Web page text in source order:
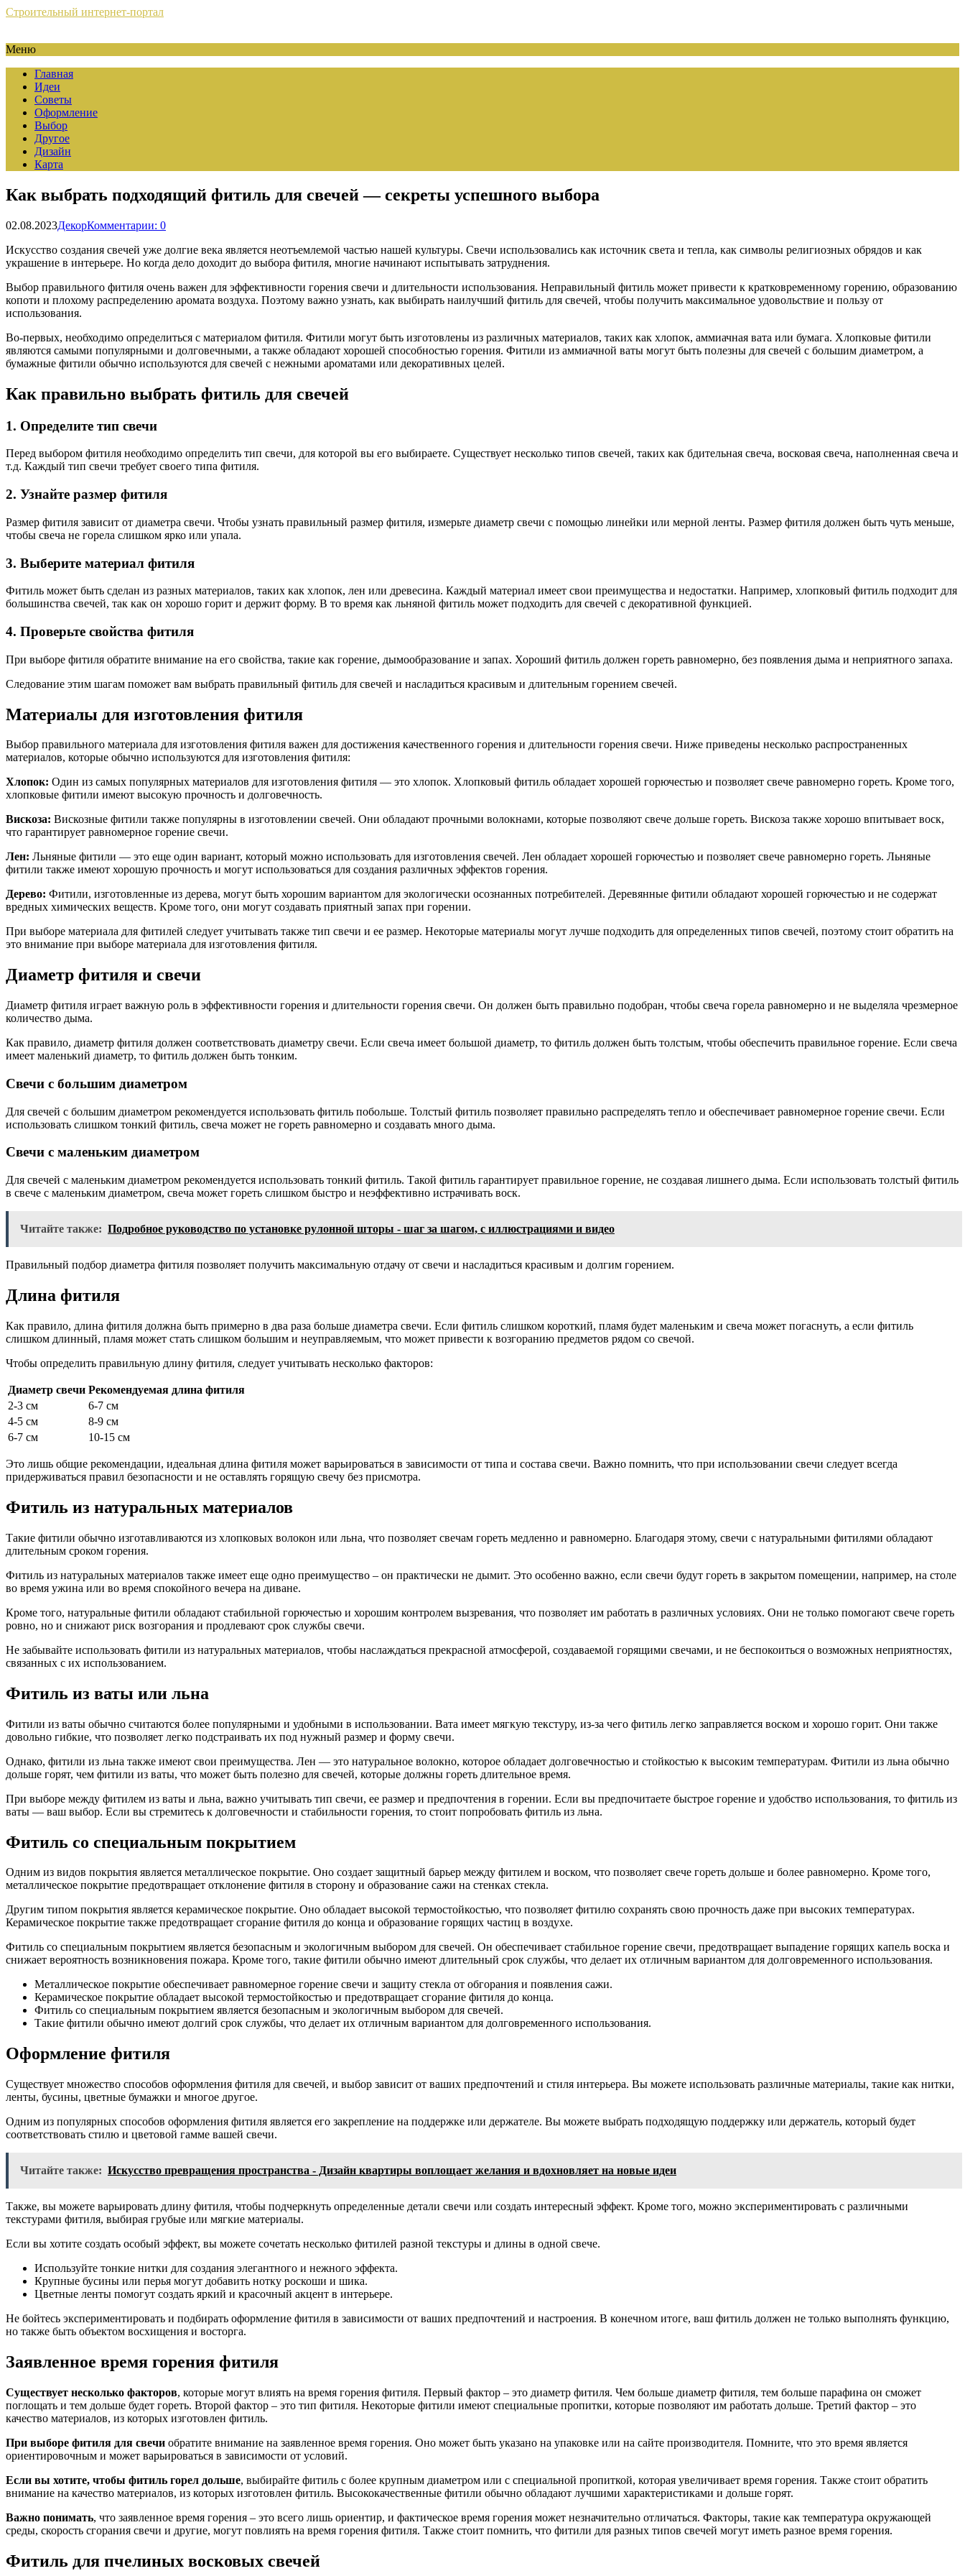
Строительный интернет-портал
Меню
Главная
Идеи
Советы
Оформление
Выбор
Другое
Дизайн
Карта
Как выбрать подходящий фитиль для свечей — секреты успешного выбора
02.08.2023ДекорКомментарии: 0
Искусство создания свечей уже долгие века является неотъемлемой частью нашей культуры. Свечи использовались как источник света и тепла, как символы религиозных обрядов и как
украшение в интерьере. Но когда дело доходит до выбора фитиля, многие начинают испытывать затруднения.
Выбор правильного фитиля очень важен для эффективности горения свечи и длительности использования. Неправильный фитиль может привести к кратковременному горению, образованию
копоти и плохому распределению аромата воздуха. Поэтому важно узнать, как выбирать наилучший фитиль для свечей, чтобы получить максимальное удовольствие и пользу от
использования.
Во-первых, необходимо определиться с материалом фитиля. Фитили могут быть изготовлены из различных материалов, таких как хлопок, аммиачная вата или бумага. Хлопковые фитили
являются самыми популярными и долговечными, а также обладают хорошей способностью горения. Фитили из аммиачной ваты могут быть полезны для свечей с большим диаметром, а
бумажные фитили обычно используются для свечей с нежными ароматами или декоративных целей.
Как правильно выбрать фитиль для свечей
1. Определите тип свечи
Перед выбором фитиля необходимо определить тип свечи, для которой вы его выбираете. Существует несколько типов свечей, таких как бдительная свеча, восковая свеча, наполненная свеча и
т.д. Каждый тип свечи требует своего типа фитиля.
2. Узнайте размер фитиля
Размер фитиля зависит от диаметра свечи. Чтобы узнать правильный размер фитиля, измерьте диаметр свечи с помощью линейки или мерной ленты. Размер фитиля должен быть чуть меньше,
чтобы свеча не горела слишком ярко или упала.
3. Выберите материал фитиля
Фитиль может быть сделан из разных материалов, таких как хлопок, лен или древесина. Каждый материал имеет свои преимущества и недостатки. Например, хлопковый фитиль подходит для
большинства свечей, так как он хорошо горит и держит форму. В то время как льняной фитиль может подходить для свечей с декоративной функцией.
4. Проверьте свойства фитиля
При выборе фитиля обратите внимание на его свойства, такие как горение, дымообразование и запах. Хороший фитиль должен гореть равномерно, без появления дыма и неприятного запаха.
Следование этим шагам поможет вам выбрать правильный фитиль для свечей и насладиться красивым и длительным горением свечей.
Материалы для изготовления фитиля
Выбор правильного материала для изготовления фитиля важен для достижения качественного горения и длительности горения свечи. Ниже приведены несколько распространенных
материалов, которые обычно используются для изготовления фитиля:
Хлопок: Один из самых популярных материалов для изготовления фитиля — это хлопок. Хлопковый фитиль обладает хорошей горючестью и позволяет свече равномерно гореть. Кроме того,
хлопковые фитили имеют высокую прочность и долговечность.
Вискоза: Вискозные фитили также популярны в изготовлении свечей. Они обладают прочными волокнами, которые позволяют свече дольше гореть. Вискоза также хорошо впитывает воск,
что гарантирует равномерное горение свечи.
Лен: Льняные фитили — это еще один вариант, который можно использовать для изготовления свечей. Лен обладает хорошей горючестью и позволяет свече равномерно гореть. Льняные
фитили также имеют хорошую прочность и могут использоваться для создания различных эффектов горения.
Дерево: Фитили, изготовленные из дерева, могут быть хорошим вариантом для экологически осознанных потребителей. Деревянные фитили обладают хорошей горючестью и не содержат
вредных химических веществ. Кроме того, они могут создавать приятный запах при горении.
При выборе материала для фитилей следует учитывать также тип свечи и ее размер. Некоторые материалы могут лучше подходить для определенных типов свечей, поэтому стоит обратить на
это внимание при выборе материала для изготовления фитиля.
Диаметр фитиля и свечи
Диаметр фитиля играет важную роль в эффективности горения и длительности горения свечи. Он должен быть правильно подобран, чтобы свеча горела равномерно и не выделяла чрезмерное
количество дыма.
Как правило, диаметр фитиля должен соответствовать диаметру свечи. Если свеча имеет большой диаметр, то фитиль должен быть толстым, чтобы обеспечить правильное горение. Если свеча
имеет маленький диаметр, то фитиль должен быть тонким.
Свечи с большим диаметром
Для свечей с большим диаметром рекомендуется использовать фитиль побольше. Толстый фитиль позволяет правильно распределять тепло и обеспечивает равномерное горение свечи. Если
использовать слишком тонкий фитиль, свеча может не гореть равномерно и создавать много дыма.
Свечи с маленьким диаметром
Для свечей с маленьким диаметром рекомендуется использовать тонкий фитиль. Такой фитиль гарантирует правильное горение, не создавая лишнего дыма. Если использовать толстый фитиль
в свече с маленьким диаметром, свеча может гореть слишком быстро и неэффективно истрачивать воск.
Читайте также: Подробное руководство по установке рулонной шторы - шаг за шагом, с иллюстрациями и видео
Правильный подбор диаметра фитиля позволяет получить максимальную отдачу от свечи и насладиться красивым и долгим горением.
Длина фитиля
Как правило, длина фитиля должна быть примерно в два раза больше диаметра свечи. Если фитиль слишком короткий, пламя будет маленьким и свеча может погаснуть, а если фитиль
слишком длинный, пламя может стать слишком большим и неуправляемым, что может привести к возгоранию предметов рядом со свечой.
Чтобы определить правильную длину фитиля, следует учитывать несколько факторов:
Диаметр свечи Рекомендуемая длина фитиля
2-3 см
6-7 см
4-5 см
8-9 см
6-7 см
10-15 см
Это лишь общие рекомендации, идеальная длина фитиля может варьироваться в зависимости от типа и состава свечи. Важно помнить, что при использовании свечи следует всегда
придерживаться правил безопасности и не оставлять горящую свечу без присмотра.
Фитиль из натуральных материалов
Такие фитили обычно изготавливаются из хлопковых волокон или льна, что позволяет свечам гореть медленно и равномерно. Благодаря этому, свечи с натуральными фитилями обладают
длительным сроком горения.
Фитиль из натуральных материалов также имеет еще одно преимущество – он практически не дымит. Это особенно важно, если свечи будут гореть в закрытом помещении, например, на столе
во время ужина или во время спокойного вечера на диване.
Кроме того, натуральные фитили обладают стабильной горючестью и хорошим контролем вызревания, что позволяет им работать в различных условиях. Они не только помогают свече гореть
ровно, но и снижают риск возгорания и продлевают срок службы свечи.
Не забывайте использовать фитили из натуральных материалов, чтобы наслаждаться прекрасной атмосферой, создаваемой горящими свечами, и не беспокоиться о возможных неприятностях,
связанных с их использованием.
Фитиль из ваты или льна
Фитили из ваты обычно считаются более популярными и удобными в использовании. Вата имеет мягкую текстуру, из-за чего фитиль легко заправляется воском и хорошо горит. Они также
довольно гибкие, что позволяет легко подстраивать их под нужный размер и форму свечи.
Однако, фитили из льна также имеют свои преимущества. Лен — это натуральное волокно, которое обладает долговечностью и стойкостью к высоким температурам. Фитили из льна обычно
дольше горят, чем фитили из ваты, что может быть полезно для свечей, которые должны гореть длительное время.
При выборе между фитилем из ваты и льна, важно учитывать тип свечи, ее размер и предпочтения в горении. Если вы предпочитаете быстрое горение и удобство использования, то фитиль из
ваты — ваш выбор. Если вы стремитесь к долговечности и стабильности горения, то стоит попробовать фитиль из льна.
Фитиль со специальным покрытием
Одним из видов покрытия является металлическое покрытие. Оно создает защитный барьер между фитилем и воском, что позволяет свече гореть дольше и более равномерно. Кроме того,
металлическое покрытие предотвращает отклонение фитиля в сторону и образование сажи на стенках стекла.
Другим типом покрытия является керамическое покрытие. Оно обладает высокой термостойкостью, что позволяет фитилю сохранять свою прочность даже при высоких температурах.
Керамическое покрытие также предотвращает сгорание фитиля до конца и образование горящих частиц в воздухе.
Фитиль со специальным покрытием является безопасным и экологичным выбором для свечей. Он обеспечивает стабильное горение свечи, предотвращает выпадение горящих капель воска и
снижает вероятность возникновения пожара. Кроме того, такие фитили обычно имеют длительный срок службы, что делает их отличным вариантом для долговременного использования.
Металлическое покрытие обеспечивает равномерное горение свечи и защиту стекла от обгорания и появления сажи.
Керамическое покрытие обладает высокой термостойкостью и предотвращает сгорание фитиля до конца.
Фитиль со специальным покрытием является безопасным и экологичным выбором для свечей.
Такие фитили обычно имеют долгий срок службы, что делает их отличным вариантом для долговременного использования.
Оформление фитиля
Существует множество способов оформления фитиля для свечей, и выбор зависит от ваших предпочтений и стиля интерьера. Вы можете использовать различные материалы, такие как нитки,
ленты, бусины, цветные бумажки и многое другое.
Одним из популярных способов оформления фитиля является его закрепление на поддержке или держателе. Вы можете выбрать подходящую поддержку или держатель, который будет
соответствовать стилю и цветовой гамме вашей свечи.
Читайте также: Искусство превращения пространства - Дизайн квартиры воплощает желания и вдохновляет на новые идеи
Также, вы можете варьировать длину фитиля, чтобы подчеркнуть определенные детали свечи или создать интересный эффект. Кроме того, можно экспериментировать с различными
текстурами фитиля, выбирая грубые или мягкие материалы.
Если вы хотите создать особый эффект, вы можете сочетать несколько фитилей разной текстуры и длины в одной свече.
Используйте тонкие нитки для создания элегантного и нежного эффекта.
Крупные бусины или перья могут добавить нотку роскоши и шика.
Цветные ленты помогут создать яркий и красочный акцент в интерьере.
Не бойтесь экспериментировать и подбирать оформление фитиля в зависимости от ваших предпочтений и настроения. В конечном итоге, ваш фитиль должен не только выполнять функцию,
но также быть объектом восхищения и восторга.
Заявленное время горения фитиля
Существует несколько факторов, которые могут влиять на время горения фитиля. Первый фактор – это диаметр фитиля. Чем больше диаметр фитиля, тем больше парафина он сможет
поглощать и тем дольше будет гореть. Второй фактор – это тип фитиля. Некоторые фитили имеют специальные пропитки, которые позволяют им работать дольше. Третий фактор – это
качество материалов, из которых изготовлен фитиль.
При выборе фитиля для свечи обратите внимание на заявленное время горения. Оно может быть указано на упаковке или на сайте производителя. Помните, что это время является
ориентировочным и может варьироваться в зависимости от условий.
Если вы хотите, чтобы фитиль горел дольше, выбирайте фитиль с более крупным диаметром или с специальной пропиткой, которая увеличивает время горения. Также стоит обратить
внимание на качество материалов, из которых изготовлен фитиль. Высококачественные фитили обычно обладают лучшими характеристиками и дольше горят.
Важно понимать, что заявленное время горения – это всего лишь ориентир, и фактическое время горения может незначительно отличаться. Факторы, такие как температура окружающей
среды, скорость сгорания свечи и другие, могут повлиять на время горения фитиля. Также стоит помнить, что фитили для разных типов свечей могут иметь разное время горения.
Фитиль для пчелиных восковых свечей